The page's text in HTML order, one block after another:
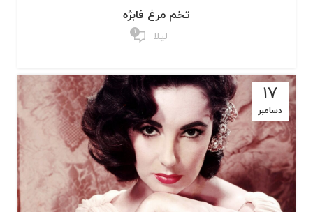
تخم مرغ فابژه
لیلا 1
17
دسامبر